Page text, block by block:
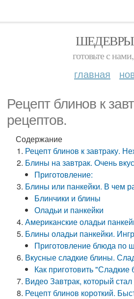
готовьте с
главная
Рецепт блинов к
рецептов.
Содержание
Рецепт блинов к завтраку.
Блины на завтрак. Очень
Приготовление:
Блины или панкейки. В чем
Блинчики и блины
Оладьи и панкейки
Американские оладьи
Блины оладьи панкейки.
Приготовление блюда по
Вкусные сладкие блины.
Как приготовить "Сладкие
Видео Завтрак, который
Рецепт блинов короткий.